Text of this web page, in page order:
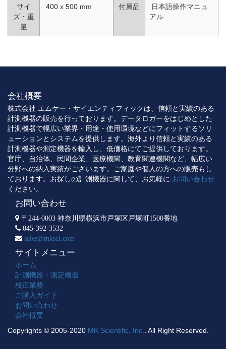
サイ
ズ・重
量
400 x 500 mm 付属品
日本語操作マニュ
アル
会社概要
株式会社 エムケー・サイエンティフィックは、信頼と実績のある
計測機器の販売を行っております。データロガーをはじめとした
計測機器で幅広い業界・用途・使用環境などにフィットするソリ
ューションとシステムを提供します。海外より信頼と実績のある
計測機器や測定機器を輸入し、低価格にてご提供しております。
官庁、自治体、民間企業、医療機関、教育関連機関など、幅広い
分野への納入実績がございます。ご家庭や個人の方への販売もし
ております。お探しの計測機器に関して、お気軽に お問い合わせ
ください。
お問い合わせ
〒244-0003 神奈川県横浜市戸塚区戸塚町1500番地
045-392-3532
sales@mksci.com
サイトメニュー
ホーム
計測機器・測定機器
校正業務
ご購入ガイド
お問い合わせ
会社概要
Copyrights © 2005-2020 MK Scientific, Inc. . All Right Reserved.